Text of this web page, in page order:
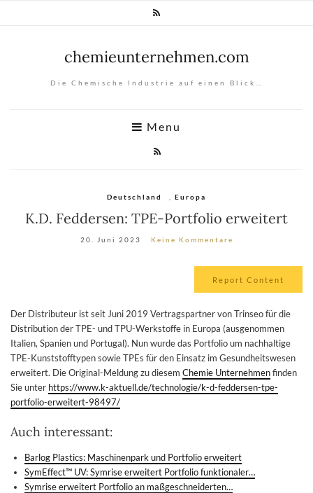
chemieunternehmen.com
Die Chemische Industrie auf einen Blick…
Menu
Deutschland Europa
K.D. Feddersen: TPE-Portfolio erweitert
20. Juni 2023 Keine Kommentare
Report Content
Der Distributeur ist seit Juni 2019 Vertragspartner von Trinseo für die
Distribution der TPE- und TPU-Werkstoffe in Europa (ausgenommen
Italien, Spanien und Portugal). Nun wurde das Portfolio um nachhaltige
TPE-Kunststofftypen sowie TPEs für den Einsatz im Gesundheitswesen
erweitert. Die Original-Meldung zu diesem Chemie Unternehmenfinden
Sie unter https://www.k-aktuell.de/technologie/k-d-feddersen-tpe-
portfolio-erweitert-98497/
Auch interessant:
Barlog Plastics: Maschinenpark und Portfolio erweitert
SymEffect™ UV: Symrise erweitert Portfolio funktionaler…
Symrise erweitert Portfolio an maßgeschneiderten…